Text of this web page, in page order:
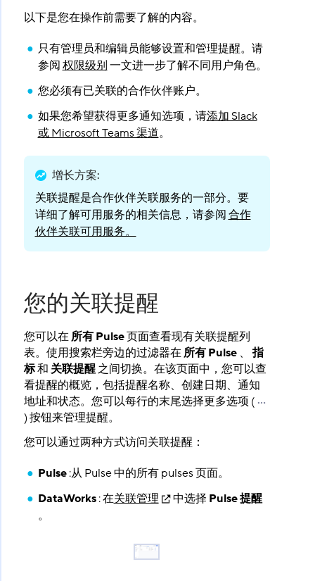
以下是您在操作前需要了解的内容。
只有管理员和编辑员能够设置和管理提醒。请
参阅权限级别一文进一步了解不同用户角色。
您必须有已关联的合作伙伴账户。
如果您希望获得更多通知选项，请添加 Slack
或 Microsoft Teams 渠道。
增长方案:
关联提醒是合作伙伴关联服务的一部分。要
详细了解可用服务的相关信息，请参阅合作
伙伴关联可用服务。
您的关联提醒
您可以在所有 Pulse​ 页面查看现有关联提醒列
表。使用搜索栏旁边的过滤器在所有 Pulse​ 、指
标​ 和关联提醒​ 之间切换。在该页面中，您可以查
看提醒的概览，包括提醒名称、创建日期、通知
地址和状态。您可以每行的末尾选择更多选项 (
) 按钮来管理提醒。
您可以通过两种方式访问关联提醒：
Pulse​ :从 Pulse 中的所有 pulses 页面。
DataWorks​ : 在关联管理 中选择 Pulse 提醒​
。